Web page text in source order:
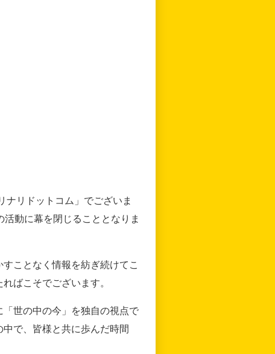
リドットコム」でございま
動に幕を閉じることとなりま
ことなく情報を紡ぎ続けてこ
ばこそでございます。
世の中の今」を独自の視点で
で、皆様と共に歩んだ時間